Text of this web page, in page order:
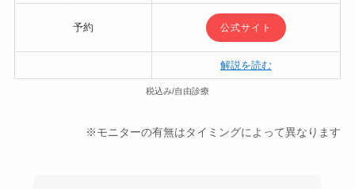
予約 公式サイト
解説を読む
税込み/自由診療
※モニターの有無はタイミングによって異なります